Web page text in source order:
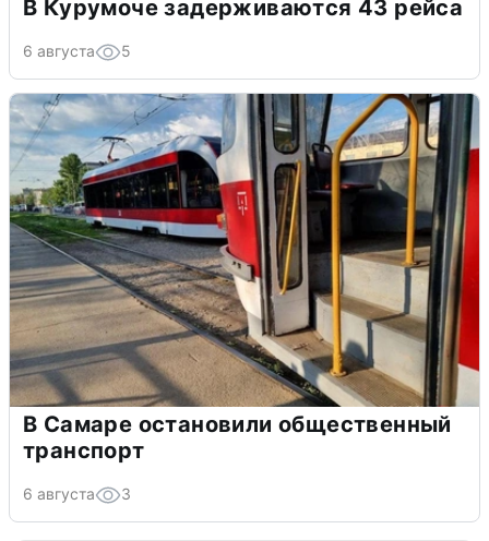
В Курумоче задерживаются 43 рейса
6 августа 5
В Самаре остановили общественный
транспорт
6 августа 3